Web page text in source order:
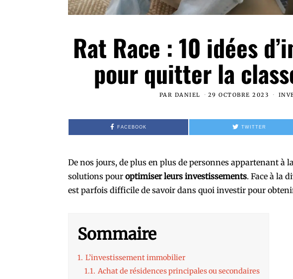
Rat Race : 10 idées
pour quitter la
PAR DANIEL 29 OCTOBRE 2023
FACEBOOK TWITTER
De nos jours, de plus en plus de personnes appartenant à
solutions pour optimiser leurs investissements. Face à la
est parfois difficile de savoir dans quoi investir pour
Sommaire
1. L’investissement immobilier
1.1. Achat de résidences principales ou secondaires